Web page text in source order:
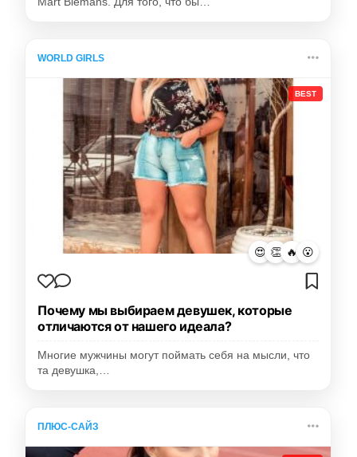
WORLD GIRLS
BEST
😍 👏 🔥 😮
Почему мы выбираем девушек, которые
отличаются от нашего идеала?
Многие мужчины могут поймать себя на мысли, что
та девушка,…
ПЛЮС-САЙЗ